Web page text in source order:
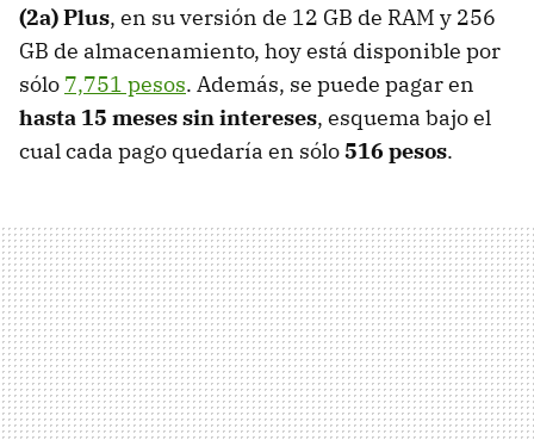
(2a) Plus, en su versión de 12 GB de RAM y 256
GB de almacenamiento, hoy está disponible por
sólo 7,751 pesos. Además, se puede pagar en
hasta 15 meses sin intereses, esquema bajo el
cual cada pago quedaría en sólo516 pesos.